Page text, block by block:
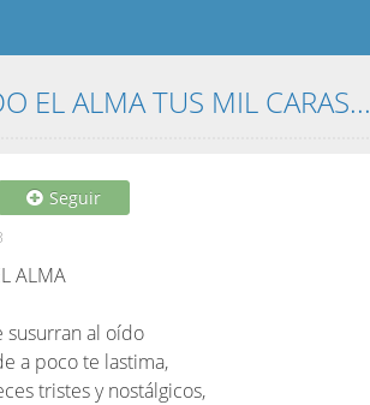
EL ALMA TUS MIL CARAS...
Seguir
ALMA
susurran al oído
a poco te lastima,
tristes y nostálgicos,